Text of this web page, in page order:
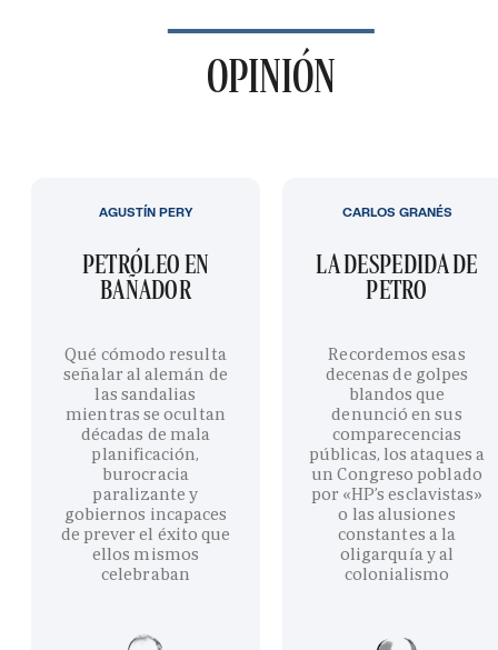
OPINIÓN
PETRÓLEO EN
BAÑADOR
Qué cómodo resulta
señalar al alemán de
las sandalias
mientras se ocultan
décadas de mala
planificación,
burocracia
paralizante y
gobiernos incapaces
de prever el éxito que
ellos mismos
celebraban
AGUSTÍN PERY
LA DESPEDIDA DE
PETRO
Recordemos esas
decenas de golpes
blandos que
denunció en sus
comparecencias
públicas, los ataques a
un Congreso poblado
por «HP’s esclavistas»
o las alusiones
constantes a la
oligarquía y al
colonialismo
CARLOS GRANÉS